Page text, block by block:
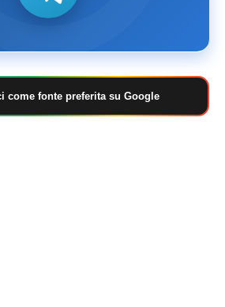
come fonte preferita su Google